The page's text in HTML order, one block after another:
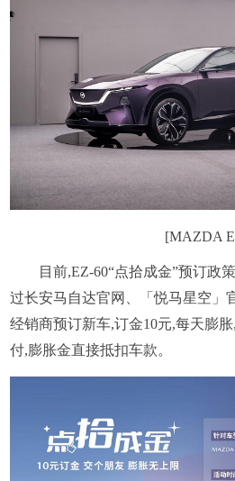
[MAZDA
目前,EZ-60“点拾成金”预订政
过长安马自达官网、「悦马星空」
经销商预订新车,订金10元,每天膨
付,膨胀金直接抵扣车款。